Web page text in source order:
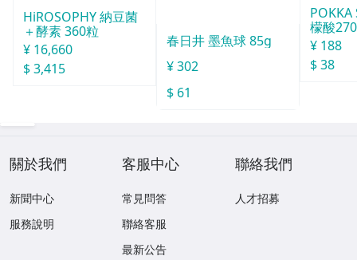
HiROSOPHY 納豆菌
＋酵素 360粒
¥ 16,660
$ 3,415
春日井 墨魚球 85g
¥ 302
$ 61
POKKA
檬酸
165g
¥ 188
$ 38
關於我們
新聞中心
服務說明
客服中心
常見問答
聯絡客服
最新公告
聯絡我們
人才招募